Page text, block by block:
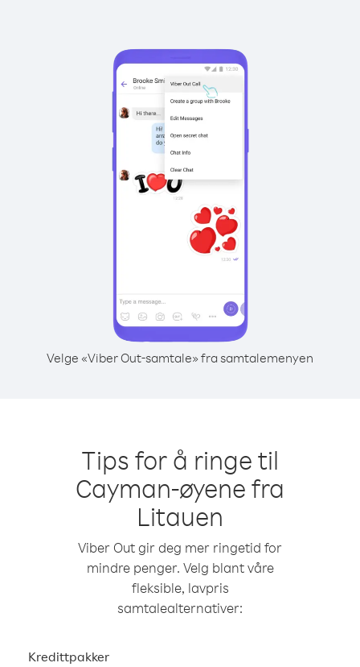
Velge «Viber Out-samtale» fra samtalemenyen
Tips for å ringe til
Cayman-øyene fra
Litauen
Viber Out gir deg mer ringetid for
mindre penger. Velg blant våre
fleksible, lavpris
samtalealternativer:
Kredittpakker